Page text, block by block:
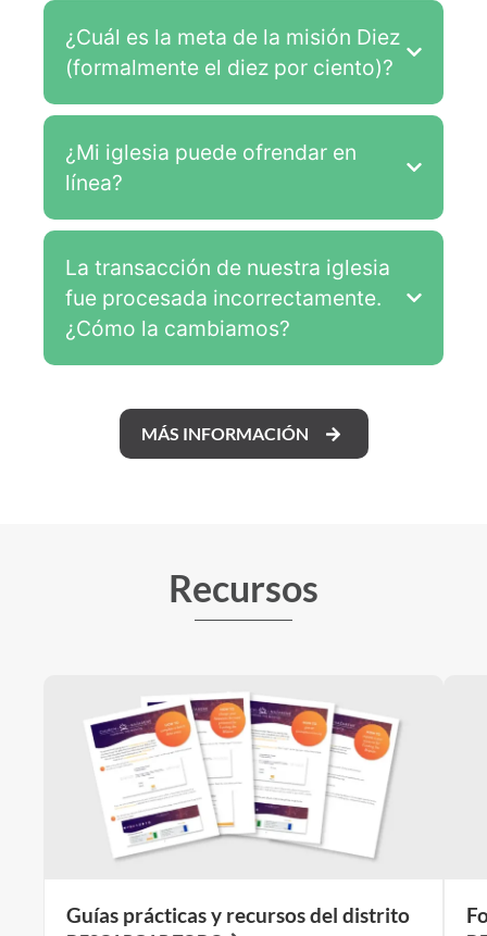
¿Cuál es la meta de la misión Diez
(formalmente el diez por ciento)?
¿Mi iglesia puede ofrendar en
línea?
La transacción de nuestra iglesia
fue procesada incorrectamente.
¿Cómo la cambiamos?
MÁS INFORMACIÓN
Recursos
Guías prácticas y recursos del distrito